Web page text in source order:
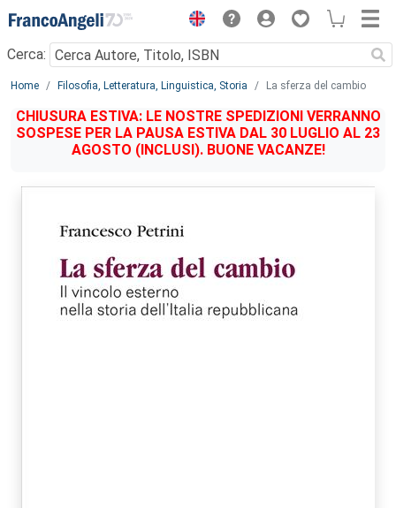
Menu
Cerca:
Main content
Home Filosofia, Letteratura, Linguistica, Storia La sferza del cambio
CHIUSURA ESTIVA: LE NOSTRE SPEDIZIONI VERRANNO
SOSPESE PER LA PAUSA ESTIVA DAL 30 LUGLIO AL 23
AGOSTO (INCLUSI). BUONE VACANZE!